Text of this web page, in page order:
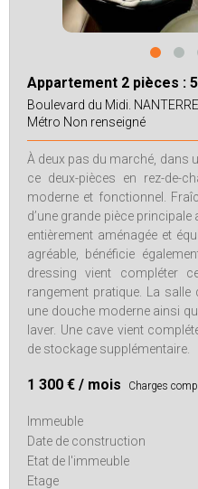
Appartement 2 pièces :
Boulevard du Midi.
Métro Non renseigné
À deux pas du marché, dans
ce deux-pièces en rez-de-
moderne et fonctionnel.
d’une grande pièce
entièrement aménagée et
agréable, bénéficie
dressing vient compléter
rangement pratique. La salle
une douche moderne ainsi
laver. Une cave vient
de stockage supplémentaire.
1 300 € / mois Charges
Immeuble
Date de construction
Etat de l'immeuble
Etage